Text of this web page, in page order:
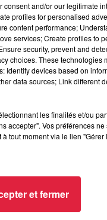
and/or our legitimate
profiles for personalised
content performance;
services; Create profiles to
security, prevent and
choices. These technologies
Identify devices based on
data sources; Link different
les finalités et/ou
accepter". Vos préférences
tout moment via le lien
et fermer